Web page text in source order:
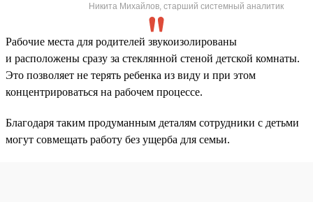
Никита Михайлов, старший системный аналитик
Рабочие места для родителей звукоизолированы
и расположены сразу за стеклянной стеной детской комнаты.
Это позволяет не терять ребенка из виду и при этом
концентрироваться на рабочем процессе.
Благодаря таким продуманным деталям сотрудники с детьми
могут совмещать работу без ущерба для семьи.